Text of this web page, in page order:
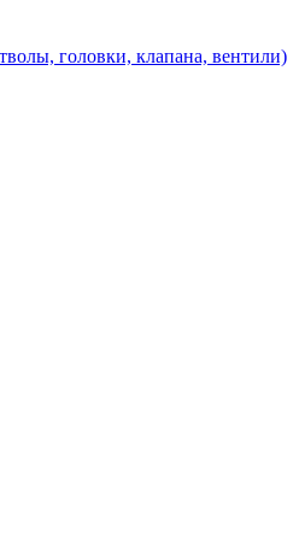
головки, клапана, вентили)